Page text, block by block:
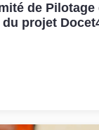
de Pilotage
projet